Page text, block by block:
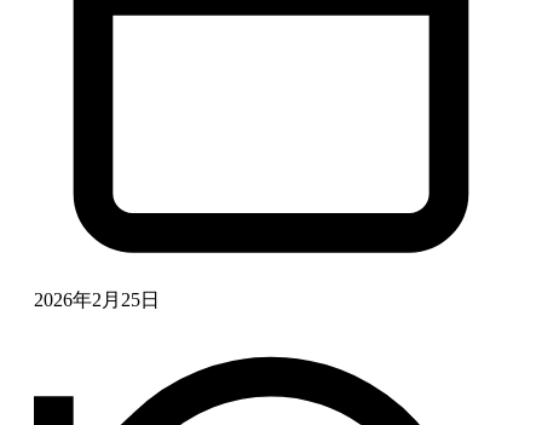
2026年2月25日